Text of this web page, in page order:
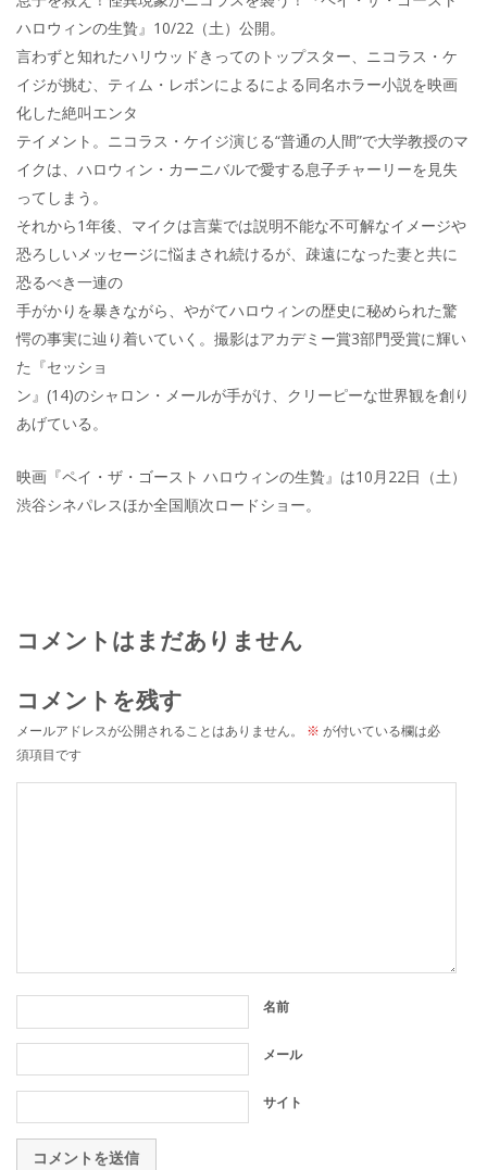
ハロウィンの生贄』10/22（土）公開。
言わずと知れたハリウッドきってのトップスター、ニコラス・ケ
イジが挑む、ティム・レボンによるによる同名ホラー小説を映画
化した絶叫エンタ
テイメント。ニコラス・ケイジ演じる“普通の人間”で大学教授のマ
イクは、ハロウィン・カーニバルで愛する息子チャーリーを見失
ってしまう。
それから1年後、マイクは言葉では説明不能な不可解なイメージや
恐ろしいメッセージに悩まされ続けるが、疎遠になった妻と共に
恐るべき一連の
手がかりを暴きながら、やがてハロウィンの歴史に秘められた驚
愕の事実に辿り着いていく。撮影はアカデミー賞3部門受賞に輝い
た『セッショ
ン』(14)のシャロン・メールが手がけ、クリーピーな世界観を創り
あげている。
映画『ペイ・ザ・ゴースト ハロウィンの生贄』は10月22日（土）
渋谷シネパレスほか全国順次ロードショー。
コメントはまだありません
コメントを残す
メールアドレスが公開されることはありません。 ※ が付いている欄は必
須項目です
名前
メール
サイト